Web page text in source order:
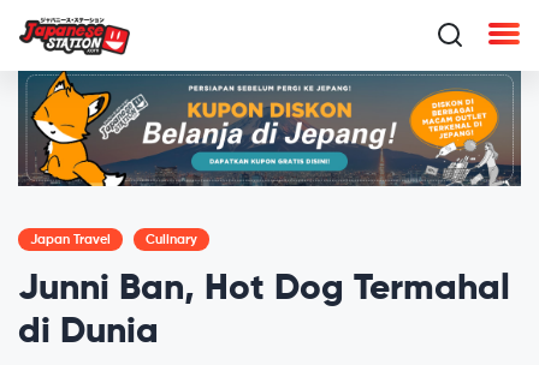
Japan Travel Culinary
Junni Ban, Hot Dog Termahal
di Dunia